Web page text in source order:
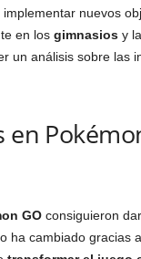
nuevos
en los gimnasios y
un análisis sobre las
GO consiguieron
ha cambiado gracias